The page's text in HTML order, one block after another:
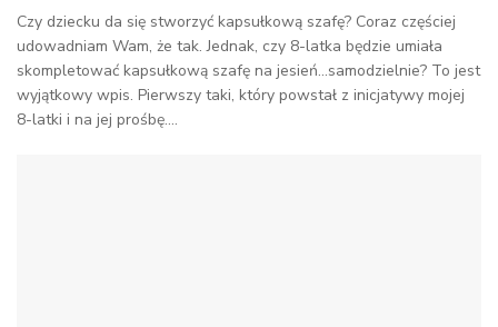
Czy dziecku da się stworzyć kapsułkową szafę? Coraz częściej
udowadniam Wam, że tak. Jednak, czy 8-latka będzie umiała
skompletować kapsułkową szafę na jesień...samodzielnie? To jest
wyjątkowy wpis. Pierwszy taki, który powstał z inicjatywy mojej
8-latki i na jej prośbę....